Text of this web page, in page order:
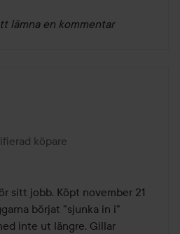
lämna en kommentar
3 år
köpare
sitt jobb. Köpt november 21
börjat "sjunka in i"
inte ut längre. Gillar